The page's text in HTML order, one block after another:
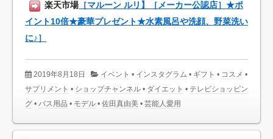
楽天市場［マルーン ルリ】［メーカー公認店］★ポ
イント10倍★豪華プレゼント★水素風呂や洗顔、野菜洗い
に♪］
2019年8月18日 イベント • インスタグラム • ギフト • コスメ •
サプリメント • ショップチャンネル • ダイエット • テレビショッピン
グ • バス用品 • モデル • 佐田真由美 • 芸能人愛用